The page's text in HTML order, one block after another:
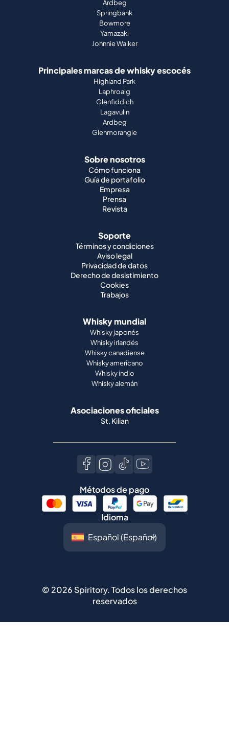
Ardbeg
Springbank
Bowmore
Yamazaki
Johnnie Walker
Principales marcas de whisky escocés
Highland Park
Laphroaig
Glenfiddich
Lagavulin
Ardbeg
Glenmorangie
Sobre nosotros
Cómo funciona
Guía de portafolio
Empresa
Prensa
Revista
Soporte
Términos y condiciones
Aviso legal
Privacidad de datos
Derecho de desistimiento
Cookies
Trabajos
Whisky mundial
Whisky japonés
Whisky irlandés
Whisky canadiense
Whisky americano
Whisky indio
Whisky alemán
Asociaciones oficiales
St. Kilian
Métodos de pago
Idioma
© 2026 Spiritory.Todos los derechos
reservados